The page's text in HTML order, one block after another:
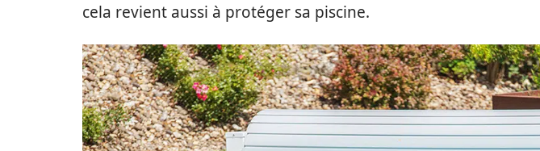
cela revient aussi à protéger sa piscine.